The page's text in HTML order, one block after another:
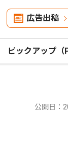
広告出稿
ピックアップ（
公開日：